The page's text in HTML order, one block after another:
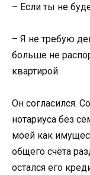
– Если ты не
– Я не требую
больше не
квартирой.
Он согласился.
нотариуса без
моей как
общего счёта
остался его